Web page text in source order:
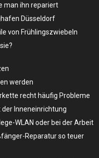
man ihn repariert
Düsseldorf
von Frühlingszwiebeln
werden
recht häufig Probleme
Inneneinrichtung
WLAN oder bei der Arbeit
Reparatur so teuer